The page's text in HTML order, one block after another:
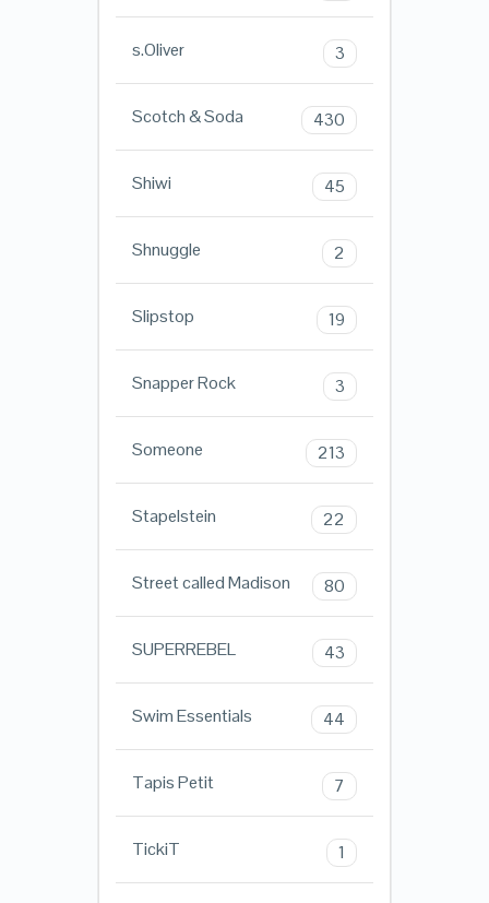
s.Oliver 3
Scotch & Soda 430
Shiwi 45
Shnuggle 2
Slipstop 19
Snapper Rock 3
Someone 213
Stapelstein 22
Street called Madison 80
SUPERREBEL 43
Swim Essentials 44
Tapis Petit 7
TickiT 1